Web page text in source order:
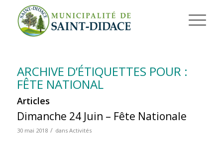
ARCHIVE D’ÉTIQUETTES POUR :
FÊTE NATIONAL
Articles
Dimanche 24 Juin – Fête Nationale
30 mai 2018 / dans Activités